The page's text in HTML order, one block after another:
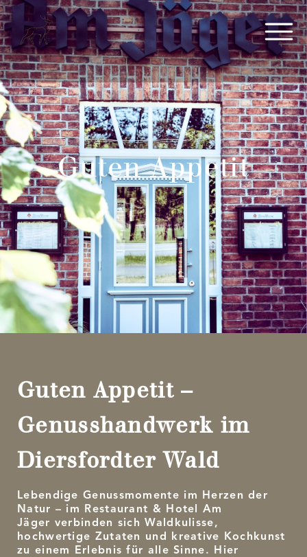
Guten Appetit
Guten Appetit –
Genusshandwerk im
Diersfordter Wald
Lebendige Genussmomente im Herzen der
Natur – im Restaurant & Hotel Am
Jäger verbinden sich Waldkulisse,
hochwertige Zutaten und kreative Kochkunst
zu einem Erlebnis für alle Sinne. Hier